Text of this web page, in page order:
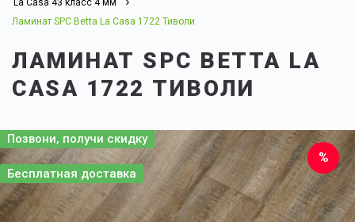
La Casa 43 класс 4 мм
Ламинат SPC Betta La Casa 1722 Тиволи
ЛАМИНАТ SPC BETTA LA
CASA 1722 ТИВОЛИ
Позвони, получи скидку
Бесплатная доставка